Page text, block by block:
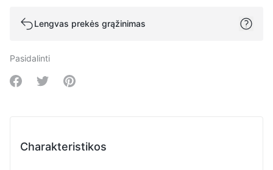
Lengvas prekės grąžinimas
Pasidalinti
Share on Facebook
Share on Twitter
Share on Pinterest
Charakteristikos